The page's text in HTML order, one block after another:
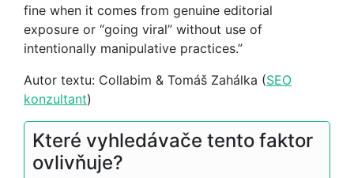
fine when it comes from genuine editorial
exposure or “going viral” without use of
intentionally manipulative practices.”
Autor textu: Collabim & Tomáš Zahálka (SEO
konzultant)
Které vyhledávače tento faktor
ovlivňuje?